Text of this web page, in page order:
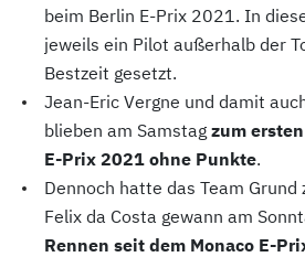
beim Berlin E-Prix 2021. In
jeweils ein Pilot außerhalb der
Bestzeit gesetzt.
Jean-Eric Vergne und damit
blieben am Samstag zum
E-Prix 2021 ohne Punkte.
Dennoch hatte das Team
Felix da Costa gewann am
Rennen seit dem Monaco E-